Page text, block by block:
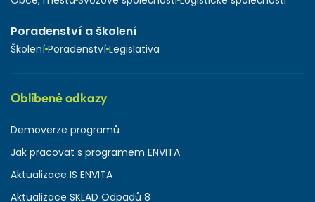
Poradenství a školení
Školení Poradenství Legislativa
Oblíbené odkazy
Demoverze programů
Jak pracovat s programem ENVITA
Aktualizace IS ENVITA
Aktualizace SKLAD Odpadů 8